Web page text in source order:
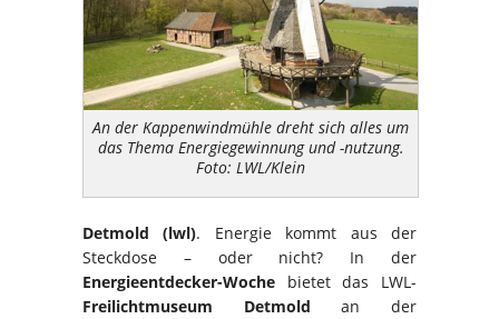
An der Kappenwindmühle dreht sich alles um
das Thema Energiegewinnung und -nutzung.
Foto: LWL/Klein
Detmold (lwl). Energie kommt aus der
Steckdose – oder nicht? In der
Energieentdecker-Woche bietet das LWL-
Freilichtmuseum Detmold an der